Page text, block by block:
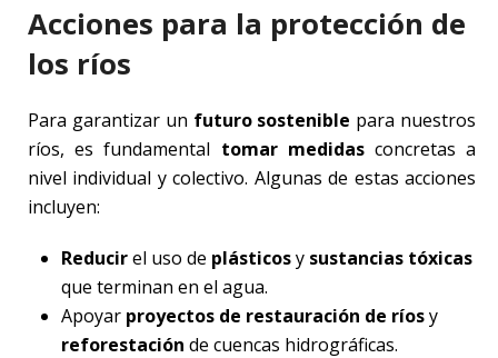
Acciones para la protección de
los ríos
Para garantizar un futuro sostenible para nuestros
ríos, es fundamental tomar medidasconcretas a
nivel individual y colectivo. Algunas de estas acciones
incluyen:
Reducirel uso de plásticosy sustancias tóxicas
que terminan en el agua.
Apoyar proyectos de restauración de ríosy
reforestación de cuencas hidrográficas.